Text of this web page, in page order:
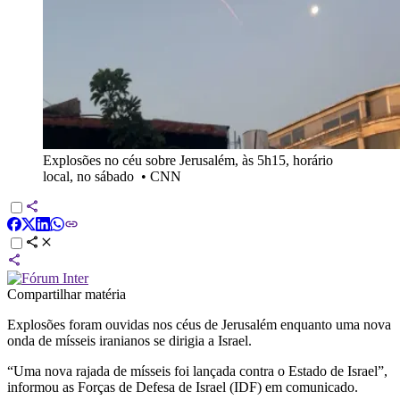
Explosões no céu sobre Jerusalém, às 5h15, horário
local, no sábado • CNN
Compartilhar matéria
Explosões foram ouvidas nos céus de Jerusalém enquanto uma nova
onda de mísseis iranianos se dirigia a Israel.
“Uma nova rajada de mísseis foi lançada contra o Estado de Israel”,
informou as Forças de Defesa de Israel (IDF) em comunicado.